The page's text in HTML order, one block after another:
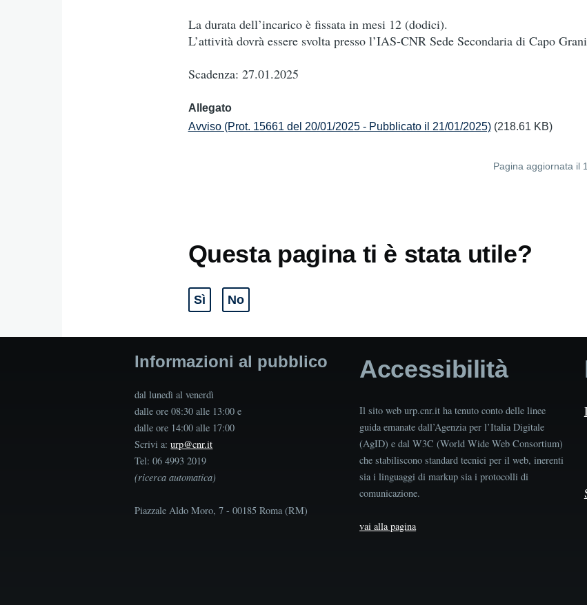
La durata dell’incarico è fissata in mesi 12 (dodici).
L’attività dovrà essere svolta presso l’IAS-CNR Sede Secondaria di Capo
Scadenza: 27.01.2025
Allegato
Avviso (Prot. 15661 del 20/01/2025 - Pubblicato il 21/01/2025) (218.61 KB)
Pagina aggiornata il
Questa pagina ti è stata utile?
Sì
Informazioni al pubblico
dal lunedì al venerdì
dalle ore 08:30 alle 13:00 e
dalle ore 14:00 alle 17:00
Scrivi a:urp@cnr.it
Tel: 06 4993 2019
(ricerca automatica)
Piazzale Aldo Moro, 7 - 00185 Roma (RM)
Accessibilità
Il sito web urp.cnr.it ha tenuto conto delle linee
guida emanate dall’Agenzia per l’Italia Digitale
(AgID) e dal W3C (World Wide Web Consortium)
che stabiliscono standard tecnici per il web, inerenti
sia i linguaggi di markup sia i protocolli di
comunicazione.
vai alla pagina